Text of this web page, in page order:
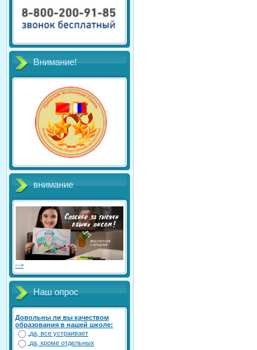
Внимание!
внимание
-->
Наш опрос
Довольны ли вы качеством
образования в нашей школе:
да, все устраивает
да, кроме отдельных